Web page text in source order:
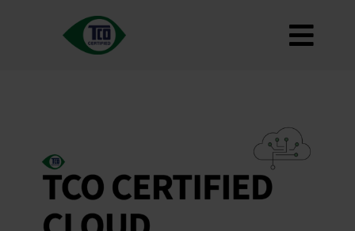
切
导
航
Product Finder